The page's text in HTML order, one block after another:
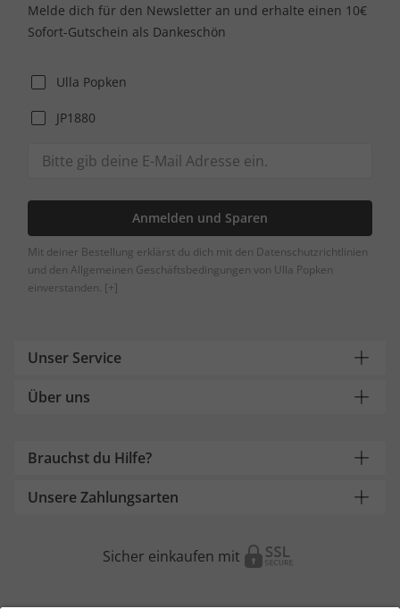
Melde dich für den Newsletter an und erhalte einen 10€
Sofort-Gutschein als Dankeschön
Ulla Popken
JP1880
Anmelden und Sparen
Mit deiner Bestellung erklärst du dich mit den Datenschutzrichtlinien
und den Allgemeinen Geschäftsbedingungen von Ulla Popken
einverstanden. [+]
Unser Service
Über uns
Brauchst du Hilfe?
Unsere Zahlungsarten
Sicher einkaufen mit